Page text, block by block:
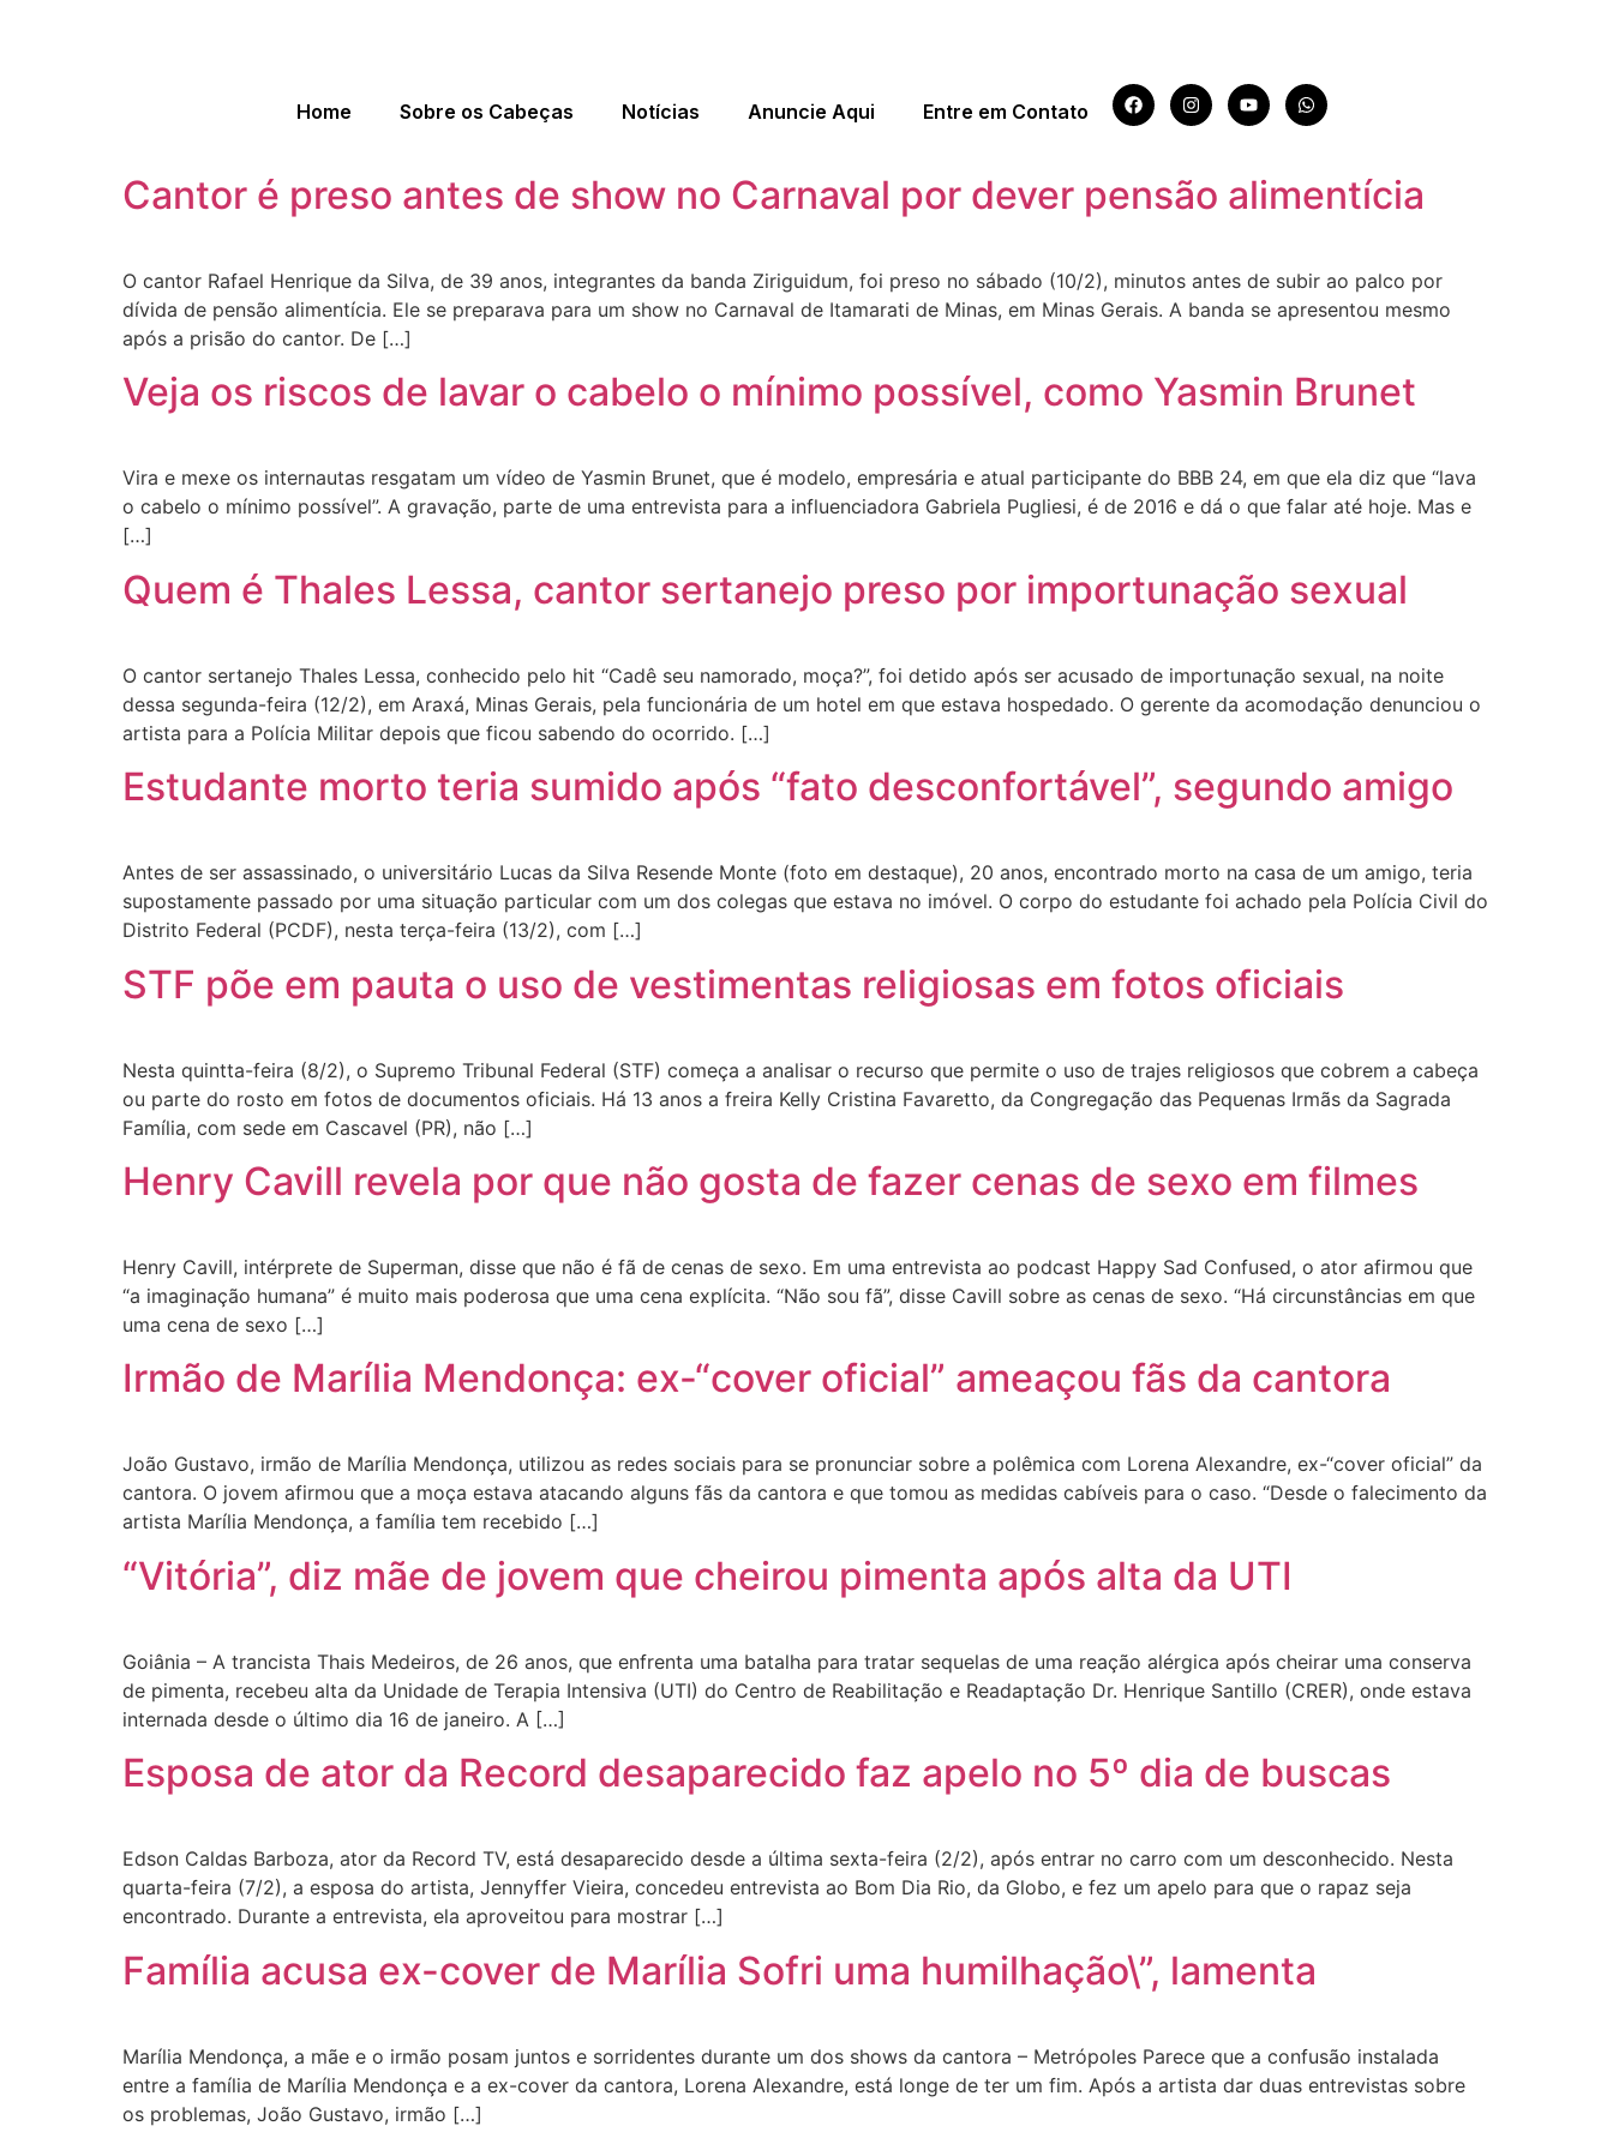
Home Sobre os Cabeças Notícias Anuncie Aqui Entre em Contato
Cantor é preso antes de show no Carnaval por dever pensão alimentícia
O cantor Rafael Henrique da Silva, de 39 anos, integrantes da banda Ziriguidum, foi preso no sábado (10/2), minutos antes de subir ao palco por
dívida de pensão alimentícia. Ele se preparava para um show no Carnaval de Itamarati de Minas, em Minas Gerais. A banda se apresentou mesmo
após a prisão do cantor. De […]
Veja os riscos de lavar o cabelo o mínimo possível, como Yasmin Brunet
Vira e mexe os internautas resgatam um vídeo de Yasmin Brunet, que é modelo, empresária e atual participante do BBB 24, em que ela diz que “lava
o cabelo o mínimo possível”. A gravação, parte de uma entrevista para a influenciadora Gabriela Pugliesi, é de 2016 e dá o que falar até hoje. Mas e
[…]
Quem é Thales Lessa, cantor sertanejo preso por importunação sexual
O cantor sertanejo Thales Lessa, conhecido pelo hit “Cadê seu namorado, moça?”, foi detido após ser acusado de importunação sexual, na noite
dessa segunda-feira (12/2), em Araxá, Minas Gerais, pela funcionária de um hotel em que estava hospedado. O gerente da acomodação denunciou o
artista para a Polícia Militar depois que ficou sabendo do ocorrido. […]
Estudante morto teria sumido após “fato desconfortável”, segundo amigo
Antes de ser assassinado, o universitário Lucas da Silva Resende Monte (foto em destaque), 20 anos, encontrado morto na casa de um amigo, teria
supostamente passado por uma situação particular com um dos colegas que estava no imóvel. O corpo do estudante foi achado pela Polícia Civil do
Distrito Federal (PCDF), nesta terça-feira (13/2), com […]
STF põe em pauta o uso de vestimentas religiosas em fotos oficiais
Nesta quintta-feira (8/2), o Supremo Tribunal Federal (STF) começa a analisar o recurso que permite o uso de trajes religiosos que cobrem a cabeça
ou parte do rosto em fotos de documentos oficiais. Há 13 anos a freira Kelly Cristina Favaretto, da Congregação das Pequenas Irmãs da Sagrada
Família, com sede em Cascavel (PR), não […]
Henry Cavill revela por que não gosta de fazer cenas de sexo em filmes
Henry Cavill, intérprete de Superman, disse que não é fã de cenas de sexo. Em uma entrevista ao podcast Happy Sad Confused, o ator afirmou que
“a imaginação humana” é muito mais poderosa que uma cena explícita. “Não sou fã”, disse Cavill sobre as cenas de sexo. “Há circunstâncias em que
uma cena de sexo […]
Irmão de Marília Mendonça: ex-“cover oficial” ameaçou fãs da cantora
João Gustavo, irmão de Marília Mendonça, utilizou as redes sociais para se pronunciar sobre a polêmica com Lorena Alexandre, ex-“cover oficial” da
cantora. O jovem afirmou que a moça estava atacando alguns fãs da cantora e que tomou as medidas cabíveis para o caso. “Desde o falecimento da
artista Marília Mendonça, a família tem recebido […]
“Vitória”, diz mãe de jovem que cheirou pimenta após alta da UTI
Goiânia – A trancista Thais Medeiros, de 26 anos, que enfrenta uma batalha para tratar sequelas de uma reação alérgica após cheirar uma conserva
de pimenta, recebeu alta da Unidade de Terapia Intensiva (UTI) do Centro de Reabilitação e Readaptação Dr. Henrique Santillo (CRER), onde estava
internada desde o último dia 16 de janeiro. A […]
Esposa de ator da Record desaparecido faz apelo no 5º dia de buscas
Edson Caldas Barboza, ator da Record TV, está desaparecido desde a última sexta-feira (2/2), após entrar no carro com um desconhecido. Nesta
quarta-feira (7/2), a esposa do artista, Jennyffer Vieira, concedeu entrevista ao Bom Dia Rio, da Globo, e fez um apelo para que o rapaz seja
encontrado. Durante a entrevista, ela aproveitou para mostrar […]
Família acusa ex-cover de Marília Sofri uma humilhação\”, lamenta
Marília Mendonça, a mãe e o irmão posam juntos e sorridentes durante um dos shows da cantora – Metrópoles Parece que a confusão instalada
entre a família de Marília Mendonça e a ex-cover da cantora, Lorena Alexandre, está longe de ter um fim. Após a artista dar duas entrevistas sobre
os problemas, João Gustavo, irmão […]